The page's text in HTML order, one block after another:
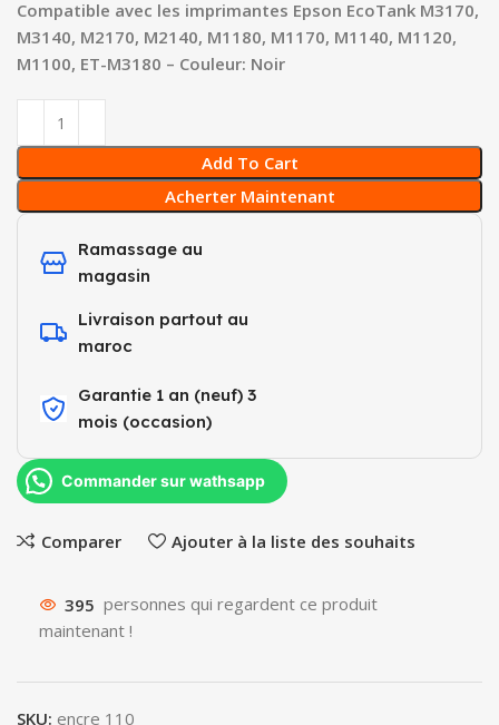
Compatible avec les imprimantes Epson EcoTank M3170,
M3140, M2170, M2140, M1180, M1170, M1140, M1120,
M1100, ET-M3180 – Couleur: Noir
Add To Cart
Acherter Maintenant
Ramassage au
magasin
Livraison partout au
maroc
Garantie 1 an (neuf) 3
mois (occasion)​
Commander sur wathsapp
Comparer Ajouter à la liste des souhaits
395 personnes qui regardent ce produit
maintenant !
SKU: encre 110